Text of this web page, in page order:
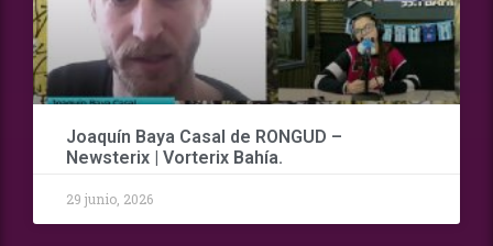
Joaquín Baya Casal de RONGUD –
Newsterix | Vorterix Bahía.
29 junio, 2026